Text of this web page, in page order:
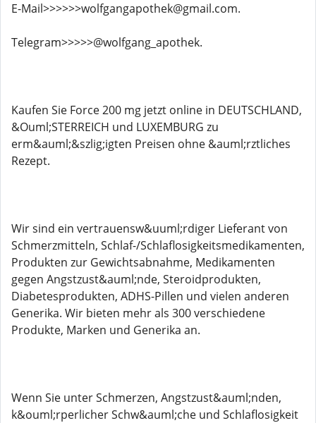
E-Mail>>>>>>wolfgangapothek@gmail.com.
Telegram>>>>>@wolfgang_apothek.
Kaufen Sie Force 200 mg jetzt online in DEUTSCHLAND,
&Ouml;STERREICH und LUXEMBURG zu
erm&auml;&szlig;igten Preisen ohne &auml;rztliches
Rezept.
Wir sind ein vertrauensw&uuml;rdiger Lieferant von
Schmerzmitteln, Schlaf-/Schlaflosigkeitsmedikamenten,
Produkten zur Gewichtsabnahme, Medikamenten
gegen Angstzust&auml;nde, Steroidprodukten,
Diabetesprodukten, ADHS-Pillen und vielen anderen
Generika. Wir bieten mehr als 300 verschiedene
Produkte, Marken und Generika an.
Wenn Sie unter Schmerzen, Angstzust&auml;nden,
k&ouml;rperlicher Schw&auml;che und Schlaflosigkeit